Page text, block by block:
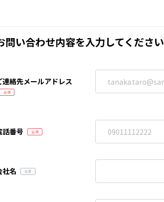
問い合わせ内容を入力してください
連絡先メールアドレス
話番号
社名